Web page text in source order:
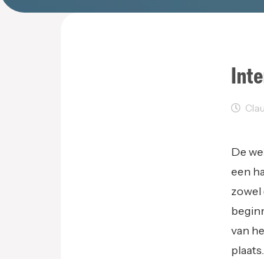
De
een
zowel
van